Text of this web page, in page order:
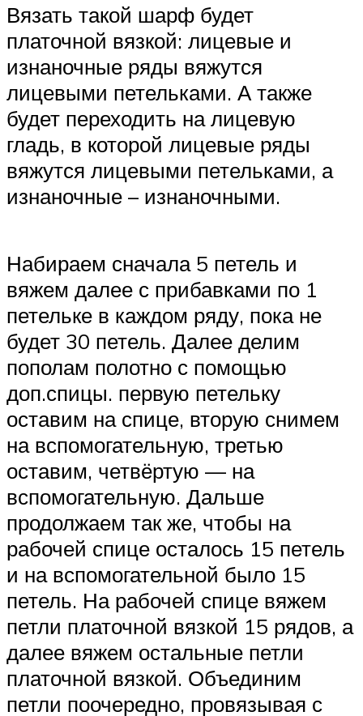
Вязать такой шарф будет
платочной вязкой: лицевые и
изнаночные ряды вяжутся
лицевыми петельками. А также
будет переходить на лицевую
гладь, в которой лицевые ряды
вяжутся лицевыми петельками, а
изнаночные – изнаночными.
Набираем сначала 5 петель и
вяжем далее с прибавками по 1
петельке в каждом ряду, пока не
будет 30 петель. Далее делим
пополам полотно с помощью
доп.спицы. первую петельку
оставим на спице, вторую снимем
на вспомогательную, третью
оставим, четвёртую — на
вспомогательную. Дальше
продолжаем так же, чтобы на
рабочей спице осталось 15 петель
и на вспомогательной было 15
петель. На рабочей спице вяжем
петли платочной вязкой 15 рядов, а
далее вяжем остальные петли
платочной вязкой. Объединим
петли поочередно, провязывая с